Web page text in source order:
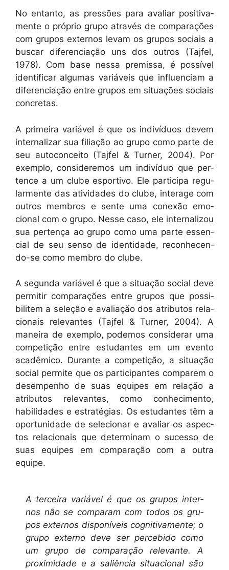
No entan­to, as pressões para avaliar pos­i­ti­va­
mente o próprio grupo através de com­para­ções
com gru­pos exter­nos lev­am os gru­pos soci­ais a
bus­car difer­en­ci­ação uns dos out­ros (Tajfel,
1978). Com base nes­sa pre­mis­sa, é pos­sív­el
iden­ti­ficar algu­mas var­iáveis que influ­en­ci­am a
difer­en­ci­ação entre gru­pos em situ­ações soci­ais
concretas.
A primeira var­iáv­el é que os indi­ví­du­os devem
inter­nalizar sua fil­i­ação ao grupo como parte de
seu auto­con­ceito (Tajfel & Turn­er, 2004). Por
exem­p­lo, con­sid­er­e­mos um indi­ví­duo que per­
tence a um clube esporti­vo. Ele par­tic­i­pa reg­u­
lar­mente das ativi­dades do clube, inter­age com
out­ros mem­bros e sente uma conexão emo­
cional com o grupo. Nesse caso, ele inter­nal­i­zou
sua pertença ao grupo como uma parte essen­
cial de seu sen­so de iden­ti­dade, recon­hecen­
do-se como mem­bro do clube.
A segun­da var­iáv­el é que a situ­ação social deve
per­mi­tir com­para­ções entre gru­pos que pos­si­
bilitem a seleção e avali­ação dos atrib­u­tos rela­
cionais rel­e­vantes (Tajfel & Turn­er, 2004). A
maneira de exem­p­lo, podemos con­sid­er­ar uma
com­petição entre estu­dantes em um even­to
acadêmi­co. Durante a com­petição, a situ­ação
social per­mite que os par­tic­i­pantes com­parem o
desem­pen­ho de suas equipes em relação a
atrib­u­tos rel­e­vantes, como con­hec­i­men­to,
habil­i­dades e estraté­gias. Os estu­dantes têm a
opor­tu­nidade de sele­cionar e avaliar os aspec­
tos rela­cionais que deter­mi­nam o suces­so de
suas equipes em com­para­ção com a out­ra
equipe.
A ter­ceira var­iáv­el é que os gru­pos inter­
nos não se com­param com todos os gru­
pos exter­nos disponíveis cog­ni­ti­va­mente; o
grupo exter­no deve ser perce­bido como
um grupo de com­para­ção rel­e­vante. A
prox­im­i­dade e a sal­iên­cia situa­cional são